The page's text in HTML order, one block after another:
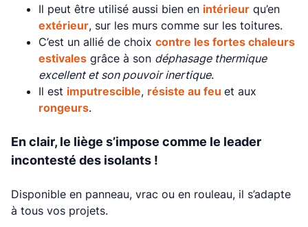
Il peut être utilisé aussi bien en intérieur qu’en
extérieur, sur les murs comme sur les toitures.
C’est un allié de choix contre les fortes chaleurs
estivales grâce à son déphasage thermique
excellent et son pouvoir inertique.
Il est imputrescible, résiste au feu et aux
rongeurs.
En clair, le liège s’impose comme le leader
incontesté des isolants !
Disponible en panneau, vrac ou en rouleau, il s’adapte
à tous vos projets.